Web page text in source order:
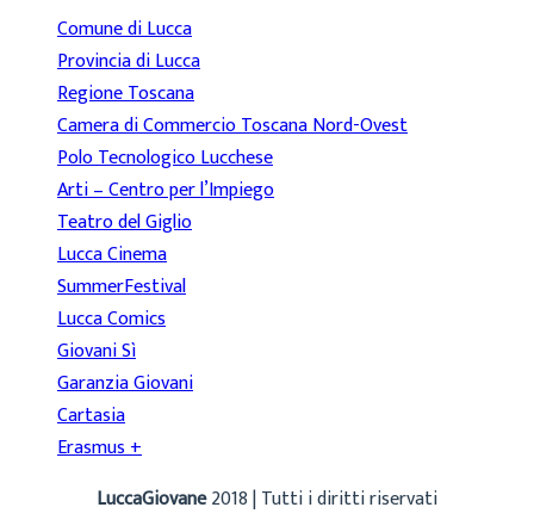
Comune di Lucca
Provincia di Lucca
Regione Toscana
Camera di Commercio Toscana Nord-Ovest
Polo Tecnologico Lucchese
Arti – Centro per l’Impiego
Teatro del Giglio
Lucca Cinema
SummerFestival
Lucca Comics
Giovani Sì
Garanzia Giovani
Cartasia
Erasmus +
LuccaGiovane2018 | Tutti i diritti riservati